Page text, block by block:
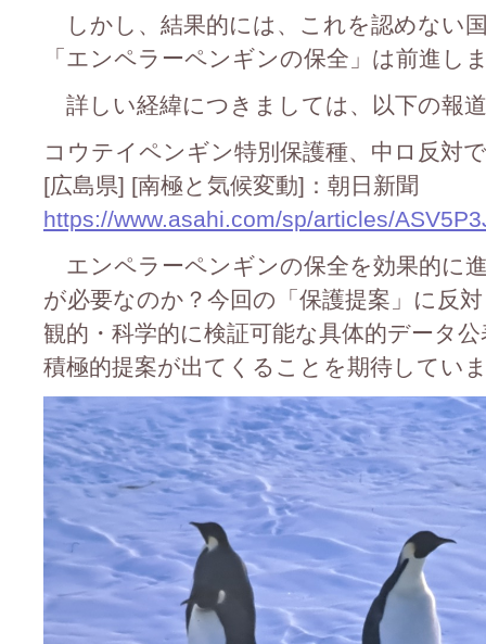
しかし、結果的には、これを認めない
「エンペラーペンギンの保全」は前進し
詳しい経緯につきましては、以下の報
コウテイペンギン特別保護種、中ロ反対
[広島県] [南極と気候変動]：朝日新聞
https://www.asahi.com/sp/articles/
エンペラーペンギンの保全を効果的に
が必要なのか？今回の「保護提案」に反
観的・科学的に検証可能な具体的データ
積極的提案が出てくることを期待してい